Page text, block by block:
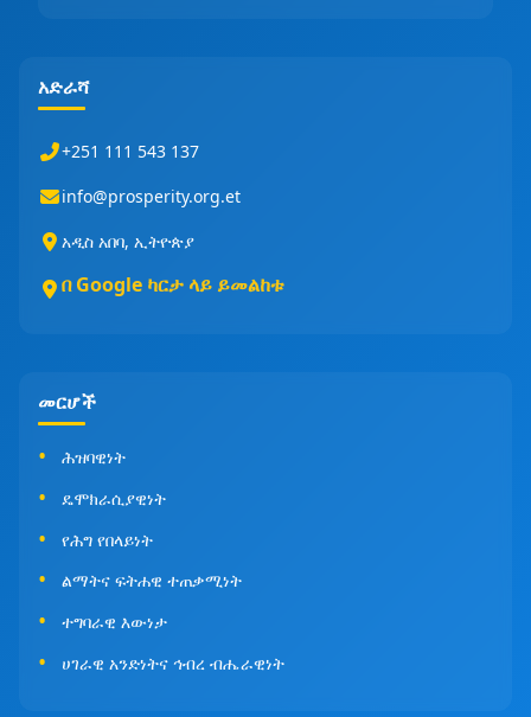
አድራሻ
+251 111 543 137
info@prosperity.org.et
አዲስ አበባ, ኢትዮጵያ
በ Google ካርታ ላይ ይመልከቱ
መርሆች
ሕዝባዊነት
ዴሞክራሲያዊነት
የሕግ የበላይነት
ልማትና ፍትሐዊ ተጠቃሚነት
ተግባራዊ እውነታ
ሀገራዊ አንድነትና ኅብረ ብሔራዊነት